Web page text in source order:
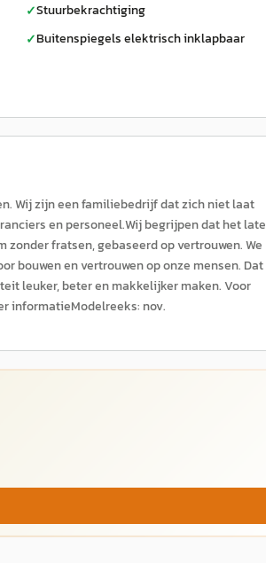
✓Stuurbekrachtiging
✓Buitenspiegels elektrisch inklapbaar
Wij zijn een familiebedrijf dat zich niet laat
en personeel.Wij begrijpen dat het
fratsen, gebaseerd op vertrouwen. We
bouwen en vertrouwen op onze mensen.
leuker, beter en makkelijker maken. Voor
informatieModelreeks: nov.